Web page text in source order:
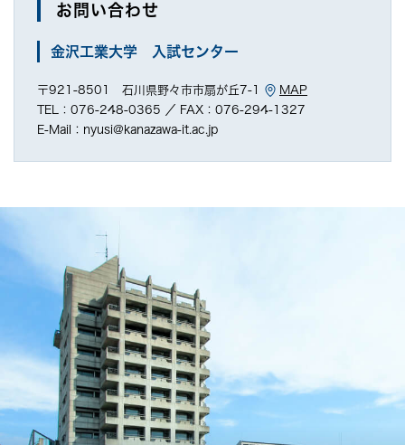
お問い合わせ
金沢工業大学 入試センター
〒921-8501 石川県野々市市扇が丘7-1
MAP
TEL：076-248-0365 ／ FAX：076-294-1327
E-Mail：nyusi@kanazawa-it.ac.jp